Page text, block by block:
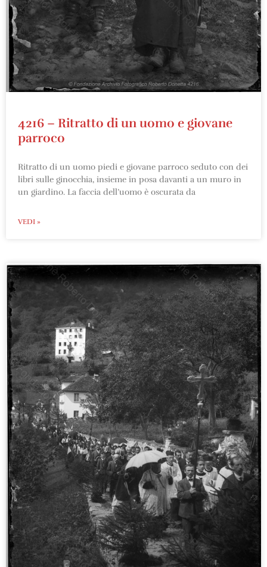
4216 – Ritratto di un uomo e giovane
parroco
Ritratto di un uomo piedi e giovane parroco seduto con dei
libri sulle ginocchia, insieme in posa davanti a un muro in
un giardino. La faccia dell’uomo è oscurata da
VEDI »